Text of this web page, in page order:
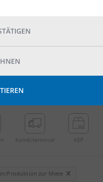
Kombi­terminal KEP
Produktion zur Miete